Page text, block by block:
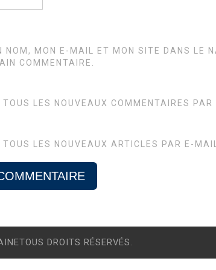
NOM, MON E-MAIL ET MON SITE DANS LE
COMMENTAIRE.
LES NOUVEAUX COMMENTAIRES PAR
LES NOUVEAUX ARTICLES PAR E-
DROITS RÉSERVÉS.